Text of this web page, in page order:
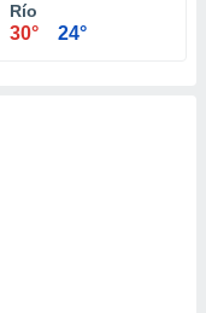
Río
30° 24°